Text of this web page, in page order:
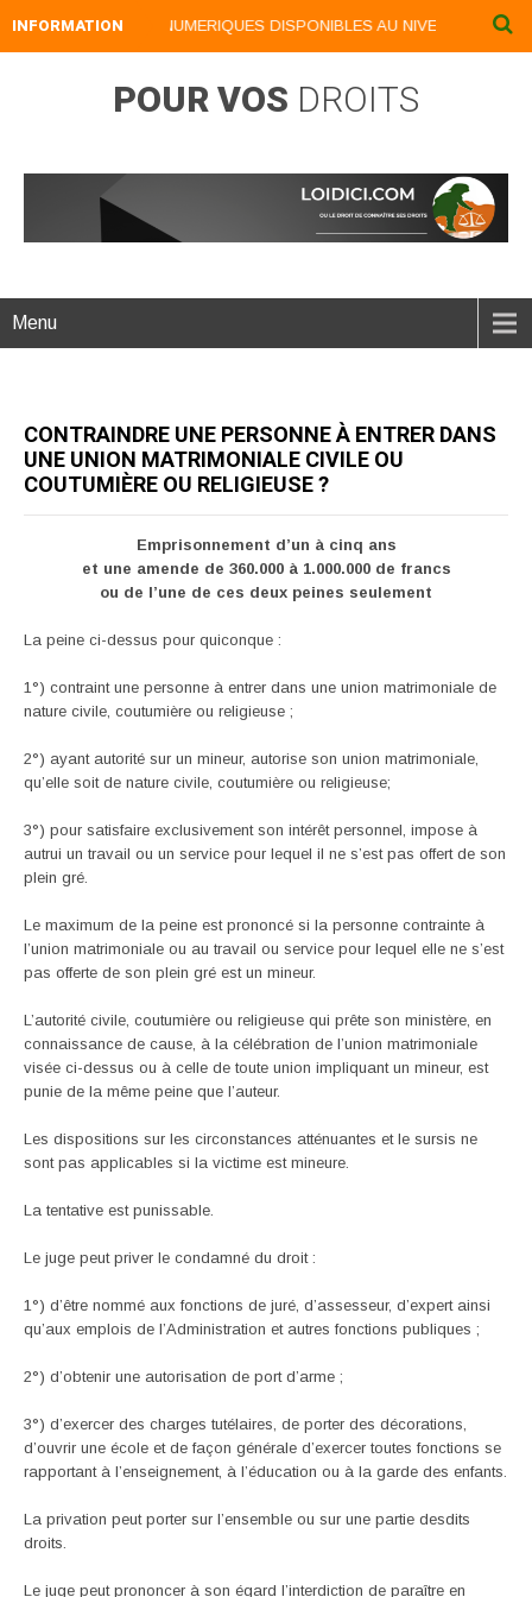
INFORMATION
NOS LIVRES NUMERIQUES DISPONIBLES AU NIVEAU DU
POUR VOS DROITS
Menu
CONTRAINDRE UNE PERSONNE À ENTRER DANS
UNE UNION MATRIMONIALE CIVILE OU
COUTUMIÈRE OU RELIGIEUSE ?
Emprisonnement d’un à cinq ans
et une amende de 360.000 à 1.000.000 de francs
ou de l’une de ces deux peines seulement
La peine ci-dessus pour quiconque :
1°) contraint une personne à entrer dans une union matrimoniale de
nature civile, coutumière ou religieuse ;
2°) ayant autorité sur un mineur, autorise son union matrimoniale,
qu’elle soit de nature civile, coutumière ou religieuse;
3°) pour satisfaire exclusivement son intérêt personnel, impose à
autrui un travail ou un service pour lequel il ne s’est pas offert de son
plein gré.
Le maximum de la peine est prononcé si la personne contrainte à
l’union matrimoniale ou au travail ou service pour lequel elle ne s’est
pas offerte de son plein gré est un mineur.
L’autorité civile, coutumière ou religieuse qui prête son ministère, en
connaissance de cause, à la célébration de l’union matrimoniale
visée ci-dessus ou à celle de toute union impliquant un mineur, est
punie de la même peine que l’auteur.
Les dispositions sur les circonstances atténuantes et le sursis ne
sont pas applicables si la victime est mineure.
La tentative est punissable.
Le juge peut priver le condamné du droit :
1°) d’être nommé aux fonctions de juré, d’assesseur, d’expert ainsi
qu’aux emplois de l’Administration et autres fonctions publiques ;
2°) d’obtenir une autorisation de port d’arme ;
3°) d’exercer des charges tutélaires, de porter des décorations,
d’ouvrir une école et de façon générale d’exercer toutes fonctions se
rapportant à l’enseignement, à l’éducation ou à la garde des enfants.
La privation peut porter sur l’ensemble ou sur une partie desdits
droits.
Le juge peut prononcer à son égard l’interdiction de paraître en